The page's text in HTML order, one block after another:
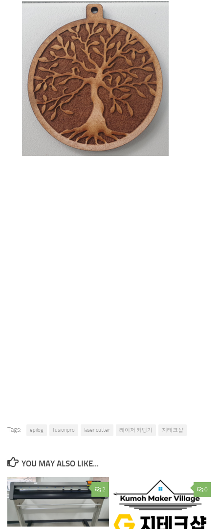
Tags: epilog fusionpro laser cutter 레이저 커팅기 지테크샵
YOU MAY ALSO LIKE...
2 0